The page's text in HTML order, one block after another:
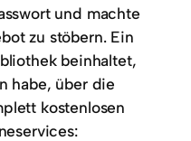
und machte
zu stöbern. Ein
beinhaltet,
habe, über die
kostenlosen